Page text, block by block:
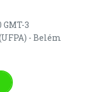
GMT-3
- Belém